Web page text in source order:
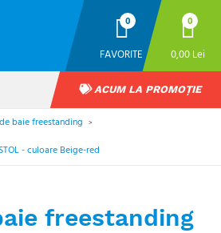
FAVORITE
0 0
0,00 Lei
ACUM LA PROMOȚIE
baie freestanding >
- culoare Beige-red
freestanding